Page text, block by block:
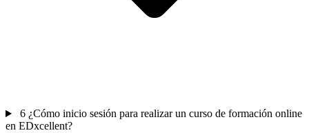
6 ¿Cómo inicio sesión para realizar un curso de formación online
en EDxcellent?